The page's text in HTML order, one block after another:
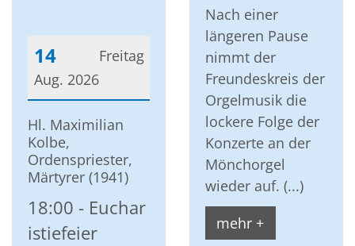
Freitag
14
Aug. 2026
Datum: 14. August 2026
Hl. Maximilian
Kolbe,
Ordenspriester,
Märtyrer (1941)
18:00
Euchar
istiefeier
Nach einer
längeren Pause
nimmt der
Freundeskreis der
Orgelmusik die
lockere Folge der
Konzerte an der
Mönchorgel
wieder auf. (...)
mehr +